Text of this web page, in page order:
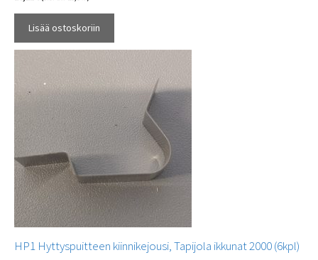
Lisää ostoskoriin
HP1 Hyttyspuitteen kiinnikejousi, Tapijola ikkunat 2000 (6kpl)